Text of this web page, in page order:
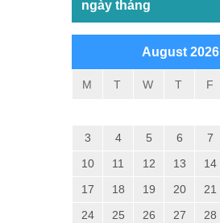
ngày tháng
August 2026
M T W T F
3
4 5 6 7
10
11 12 13 14
17
18 19 20 21
24
25 26 27 28